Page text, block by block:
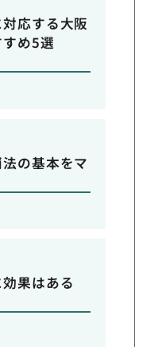
応する大阪
め5選
の基本をマ
果はある